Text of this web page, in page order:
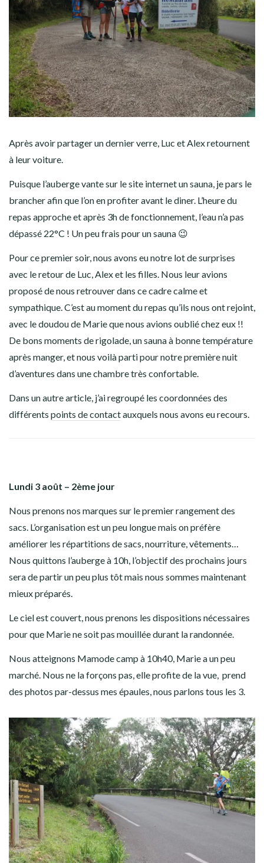
Après avoir partager un dernier verre, Luc et Alex retournent
à leur voiture.
Puisque l’auberge vante sur le site internet un sauna, je pars le
brancher afin que l’on en profiter avant le diner. L’heure du
repas approche et après 3h de fonctionnement, l’eau n’a pas
dépassé 22°C ! Un peu frais pour un sauna 😉
Pour ce premier soir, nous avons eu notre lot de surprises
avec le retour de Luc, Alex et les filles. Nous leur avions
proposé de nous retrouver dans ce cadre calme et
sympathique. C’est au moment du repas qu’ils nous ont rejoint,
avec le doudou de Marie que nous avions oublié chez eux !!
De bons moments de rigolade, un sauna à bonne température
après manger, et nous voilà parti pour notre première nuit
d’aventures dans une chambre très confortable.
Dans un autre article, j’ai regroupé les coordonnées des
différents points de contactauxquels nous avons eu recours.
Lundi 3 août – 2ème jour
Nous prenons nos marques sur le premier rangement des
sacs. L’organisation est un peu longue mais on préfère
améliorer les répartitions de sacs, nourriture, vêtements…
Nous quittons l’auberge à 10h, l’objectif des prochains jours
sera de partir un peu plus tôt mais nous sommes maintenant
mieux préparés.
Le ciel est couvert, nous prenons les dispositions nécessaires
pour que Marie ne soit pas mouillée durant la randonnée.
Nous atteignons Mamode camp à 10h40, Marie a un peu
marché. Nous ne la forçons pas, elle profite de la vue, prend
des photos par-dessus mes épaules, nous parlons tous les 3.